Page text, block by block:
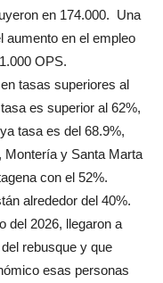
en 174.000. Una
aumento en el empleo
OPS.
tasas superiores al
es superior al 62%,
tasa es del 68.9%,
Montería y Santa Marta
con el 52%.
alrededor del 40%.
del 2026, llegaron a
rebusque y que
esas personas